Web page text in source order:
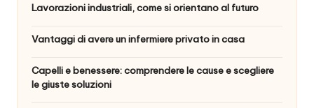
Lavorazioni industriali, come si orientano al futuro
Vantaggi di avere un infermiere privato in casa
Capelli e benessere: comprendere le cause e scegliere
le giuste soluzioni